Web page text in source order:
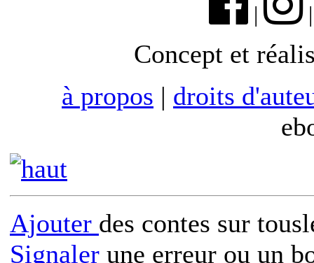
|
Concept et
à propos | droits
Ajouter des contes sur
Signaler une erreur ou un